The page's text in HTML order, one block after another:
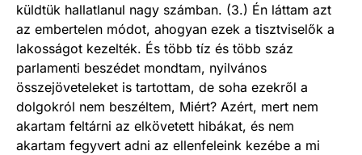
küldtük hallatlanul nagy számban. (3.) Én láttam azt
az embertelen módot, ahogyan ezek a tisztviselők a
lakosságot kezelték. És több tíz és több száz
parlamenti beszédet mondtam, nyilvános
összejöveteleket is tartottam, de soha ezekről a
dolgokról nem beszéltem, Miért? Azért, mert nem
akartam feltárni az elkövetett hibákat, és nem
akartam fegyvert adni az ellenfeleink kezébe a mi